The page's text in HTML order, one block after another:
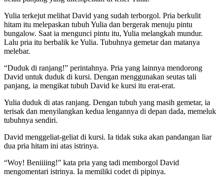
Yulia terkejut melihat David yang sudah terborgol. Pria berkulit
hitam itu melepaskan tubuh Yulia dan bergerak menuju pintu
bungalow. Saat ia mengunci pintu itu, Yulia melangkah mundur.
Lalu pria itu berbalik ke Yulia. Tubuhnya gemetar dan matanya
melebar.
“Duduk di ranjang!” perintahnya. Pria yang lainnya mendorong
David untuk duduk di kursi. Dengan menggunakan seutas tali
panjang, ia mengikat tubuh David ke kursi itu erat-erat.
Yulia duduk di atas ranjang. Dengan tubuh yang masih gemetar, ia
terisak dan menyilangkan kedua lengannya di depan dada, memeluk
tubuhnya sendiri.
David menggeliat-geliat di kursi. Ia tidak suka akan pandangan liar
dua pria hitam ini atas istrinya.
“Woy! Beniiiing!” kata pria yang tadi memborgol David
mengomentari istrinya. Ia memiliki codet di pipinya.